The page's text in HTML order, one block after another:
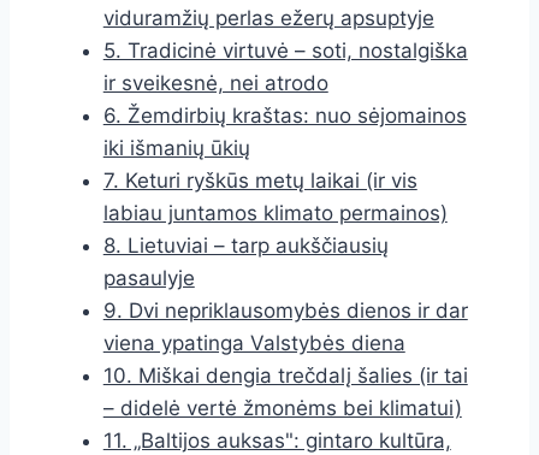
viduramžių perlas ežerų apsuptyje
5. Tradicinė virtuvė – soti, nostalgiška
ir sveikesnė, nei atrodo
6. Žemdirbių kraštas: nuo sėjomainos
iki išmanių ūkių
7. Keturi ryškūs metų laikai (ir vis
labiau juntamos klimato permainos)
8. Lietuviai – tarp aukščiausių
pasaulyje
9. Dvi nepriklausomybės dienos ir dar
viena ypatinga Valstybės diena
10. Miškai dengia trečdalį šalies (ir tai
– didelė vertė žmonėms bei klimatui)
11. „Baltijos auksas": gintaro kultūra,